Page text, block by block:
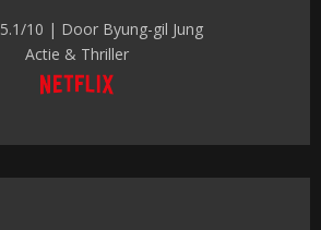
5.1/10 | Door Byung-gil Jung
Actie & Thriller